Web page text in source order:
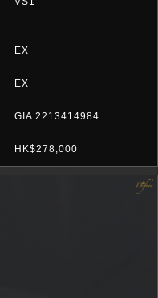
EX
EX
GIA 2213414984
HK$278,000